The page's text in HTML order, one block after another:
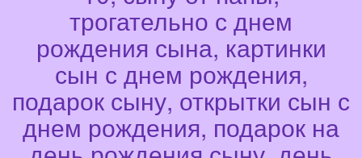
трогательно с днем
рождения сына, картинки
сын с днем рождения,
подарок сыну, открытки сын с
днем рождения, подарок на